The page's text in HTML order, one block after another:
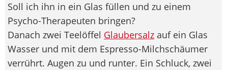
Soll ich ihn in ein Glas füllen und zu einem
Psycho-Therapeuten bringen?
Danach zwei Teelöffel Glaubersalz auf ein Glas
Wasser und mit dem Espresso-Milchschäumer
verrührt. Augen zu und runter. Ein Schluck, zwei